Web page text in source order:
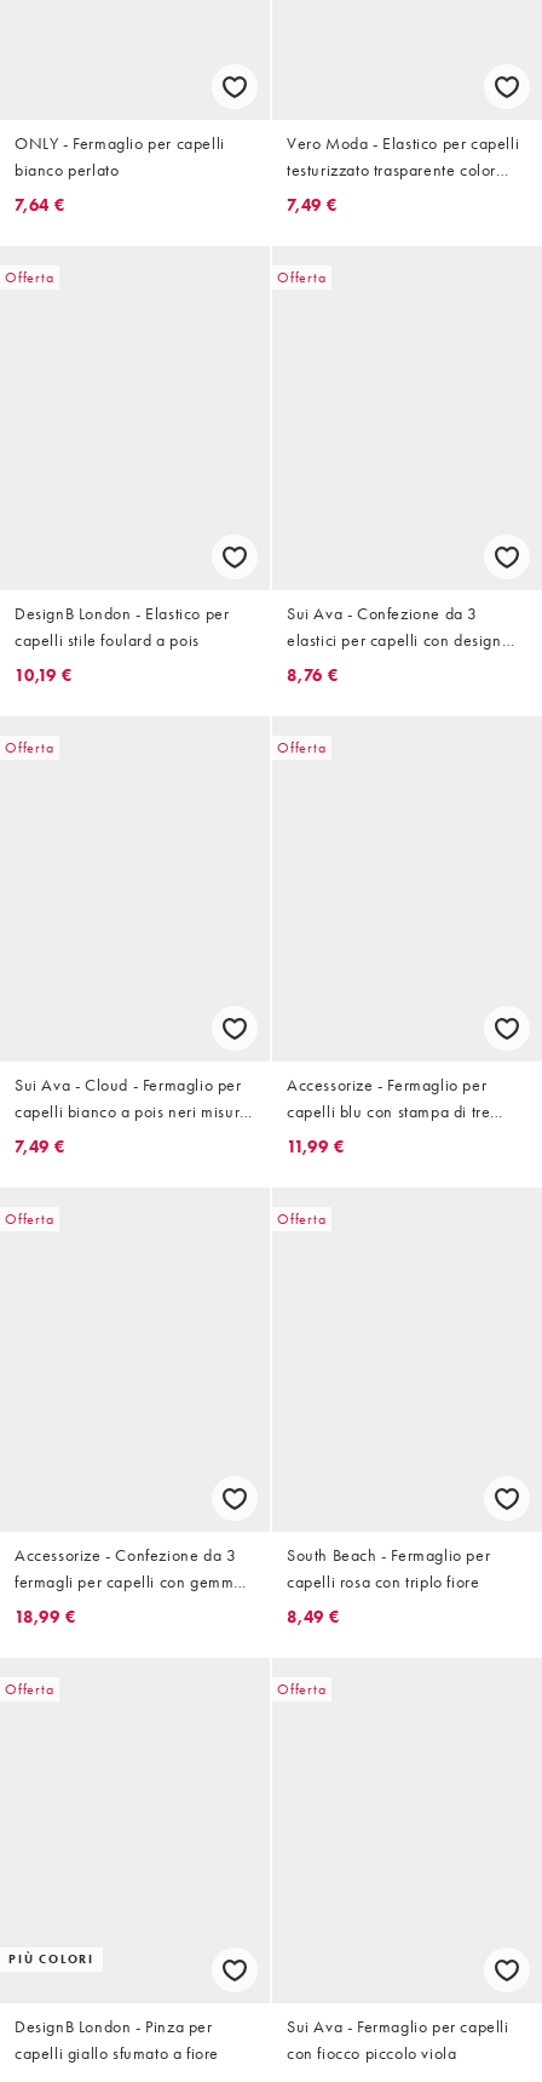
ONLY - Fermaglio per capelli
bianco perlato
7,64 €
Vero Moda - Elastico per capelli
testurizzato trasparente color
crema
7,49 €
Offerta
DesignB London - Elastico per
capelli stile foulard a pois
10,19 €
Offerta
Sui Ava - Confezione da 3
elastici per capelli con design
arrotondato multicolore
8,76 €
Offerta
Sui Ava - Cloud - Fermaglio per
capelli bianco a pois neri misura
media
7,49 €
Offerta
Accessorize - Fermaglio per
capelli blu con stampa di tre
stelle marine
11,99 €
Offerta
Accessorize - Confezione da 3
fermagli per capelli con gemme
a tema oceano multicolore
18,99 €
Offerta
South Beach - Fermaglio per
capelli rosa con triplo fiore
8,49 €
Offerta
PIÙ COLORI
DesignB London - Pinza per
capelli giallo sfumato a fiore
Offerta
Sui Ava - Fermaglio per capelli
con fiocco piccolo viola